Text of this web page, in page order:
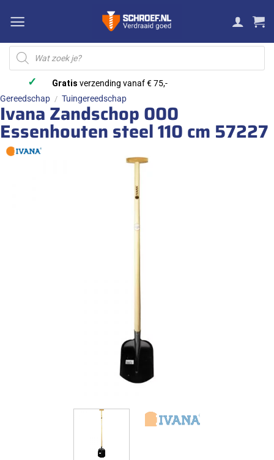
naar
inhoud
Producten
zoeken
✓ Gratis verzending vanaf € 75,-
Gereedschap / Tuingereedschap
Ivana Zandschop 000
Essenhouten steel 110 cm 57227